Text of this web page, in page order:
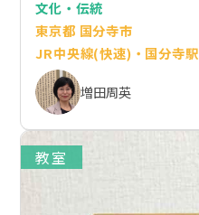
文化・伝統
東京都 国分寺市
JR中央線(快速)・国分寺駅
増田周英
教室